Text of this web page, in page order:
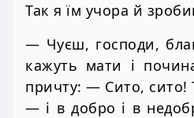
Так я їм учора й
— Чуєш, господи,
кажуть мати і
причту: — Сито, сито!
— і в добро і в